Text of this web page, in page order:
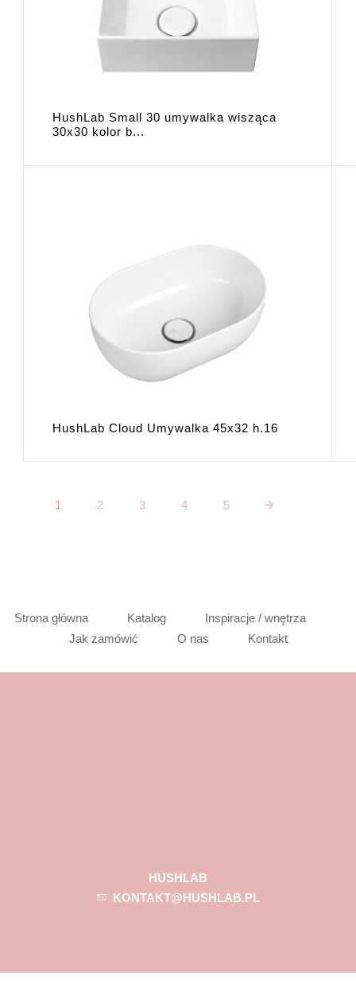
HushLab Small 30 umywalka wisząca
30x30 kolor b...
HushLab Cloud Umywalka 45x32 h.16
1 2 3 4 5
Strona główna Katalog
Inspiracje / wnętrza
Jak zamówić
O nas Kontakt
HUSHLAB
KONTAKT@HUSHLAB.PL